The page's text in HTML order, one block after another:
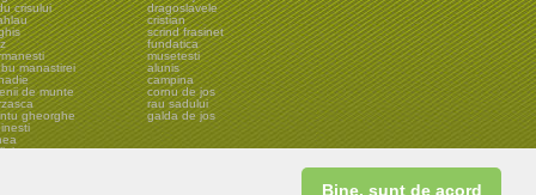
Bine, sunt de acord
crisului
manastirei
de munte
gheorghe
dragoslavele
cristian
scrind frasinet
fundatica
musetesti
alunis
campina
cornu de jos
rau sadului
galda de jos